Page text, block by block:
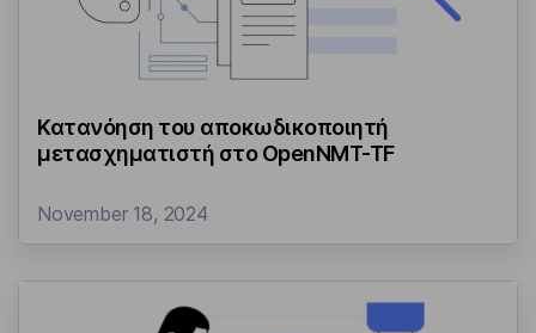
Κατανόηση του αποκωδικοποιητή
μετασχηματιστή στο OpenNMT-TF
November 18, 2024